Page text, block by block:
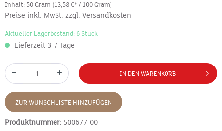
Inhalt: 50 Gram (13,58 €* / 100 Gram)
Preise inkl. MwSt. zzgl. Versandkosten
Aktueller Lagerbestand: 6 Stück
Lieferzeit 3-7 Tage
IN DEN WARENKORB
ZUR WUNSCHLISTE HINZUFÜGEN
Produktnummer: 500677-00